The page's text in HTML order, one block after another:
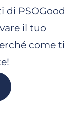
di PSOGood
il tuo
come ti